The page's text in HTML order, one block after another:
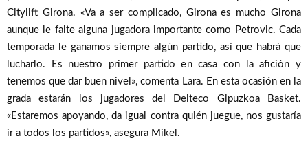
Citylift Girona. «Va a ser complicado, Girona es mucho Girona
aunque le falte alguna jugadora importante como Petrovic. Cada
temporada le ganamos siempre algún partido, así que habrá que
lucharlo. Es nuestro primer partido en casa con la afición y
tenemos que dar buen nivel», comenta Lara. En esta ocasión en la
grada estarán los jugadores del Delteco Gipuzkoa Basket.
«Estaremos apoyando, da igual contra quién juegue, nos gustaría
ir a todos los partidos», asegura Mikel.